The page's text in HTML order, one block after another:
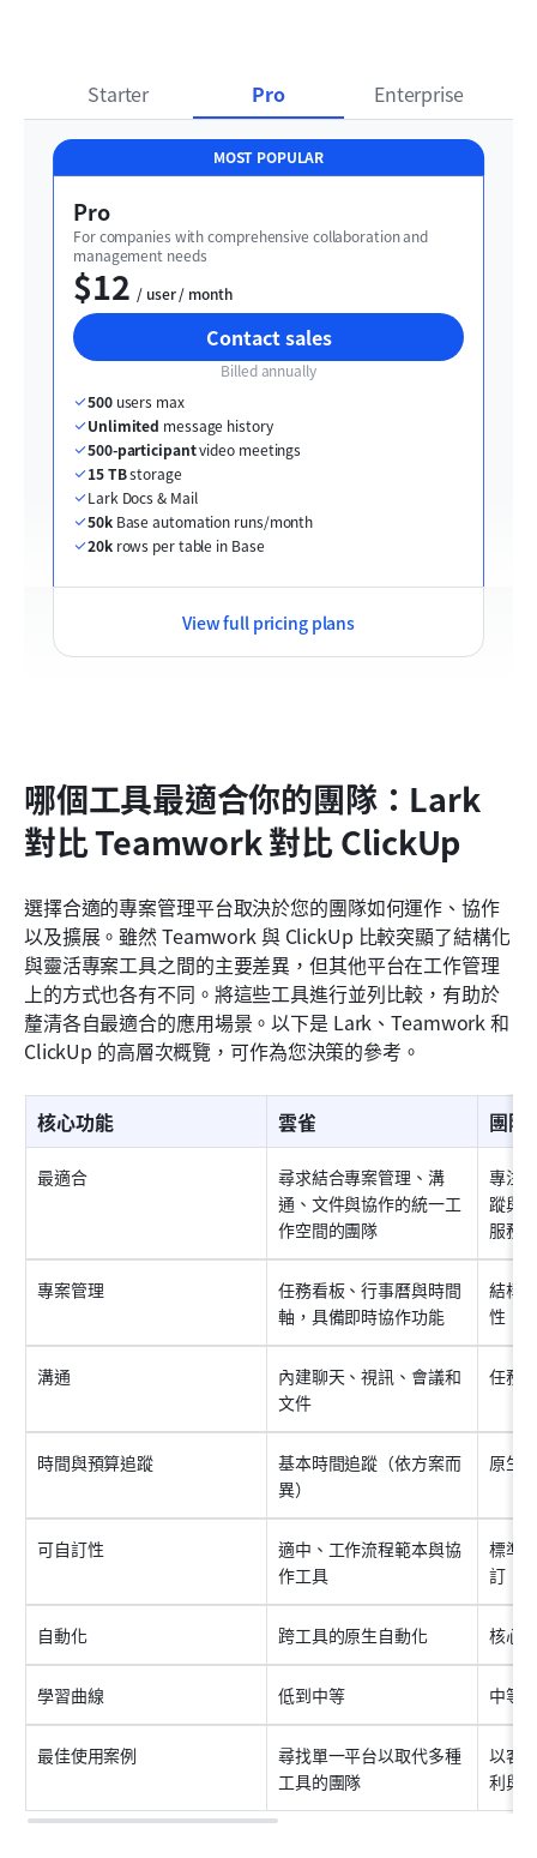
Starter Pro Enterprise
MOST POPULAR
Pro
For companies with comprehensive collaboration and
management needs
$12
  / user / month
Contact sales
Billed annually
500 users max
Unlimited message history
500-participant video meetings
15 TB storage
Lark Docs & Mail
50k Base automation runs/month
20k rows per table in Base
View full pricing plans
哪個工具最適合你的團隊：Lark
對比 Teamwork 對比 ClickUp
選擇合適的專案管理平台取決於您的團隊如何運作、協作
以及擴展。雖然 Teamwork 與 ClickUp 比較突顯了結構化
與靈活專案工具之間的主要差異，但其他平台在工作管理
上的方式也各有不同。將這些工具進行並列比較，有助於
釐清各自最適合的應用場景。以下是 Lark、Teamwork 和
ClickUp 的高層次概覽，可作為您決策的參考。
核心功能 雲雀 團隊
最適合
尋求結合專案管理、溝
通、文件與協作的統一工
作空間的團隊
專注
蹤與
服務
專案管理
任務看板、行事曆與時間
軸，具備即時協作功能
結構
性
溝通
內建聊天、視訊、會議和
文件
任務
時間與預算追蹤
基本時間追蹤（依方案而
異）
原生
可自訂性
適中、工作流程範本與協
作工具
標準
訂
自動化 跨工具的原生自動化 核心
學習曲線 低到中等 中等
最佳使用案例
尋找單一平台以取代多種
工具的團隊
以客
利與